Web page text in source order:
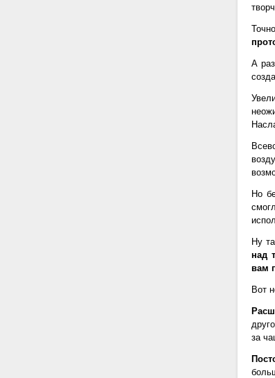
А
Но
Ну
над
вам
Вот
за